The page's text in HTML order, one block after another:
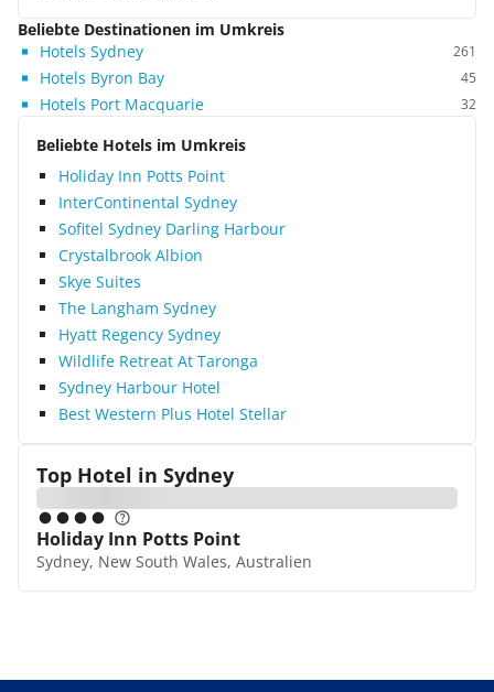
Beliebte Destinationen im Umkreis
Hotels Sydney
261
Hotels Byron Bay 45
Hotels Port Macquarie 32
Beliebte Hotels im Umkreis
Holiday Inn Potts Point
InterContinental Sydney
Sofitel Sydney Darling Harbour
Crystalbrook Albion
Skye Suites
The Langham Sydney
Hyatt Regency Sydney
Wildlife Retreat At Taronga
Sydney Harbour Hotel
Best Western Plus Hotel Stellar
Top Hotel in Sydney
Holiday Inn Potts Point
Sydney, New South Wales, Australien